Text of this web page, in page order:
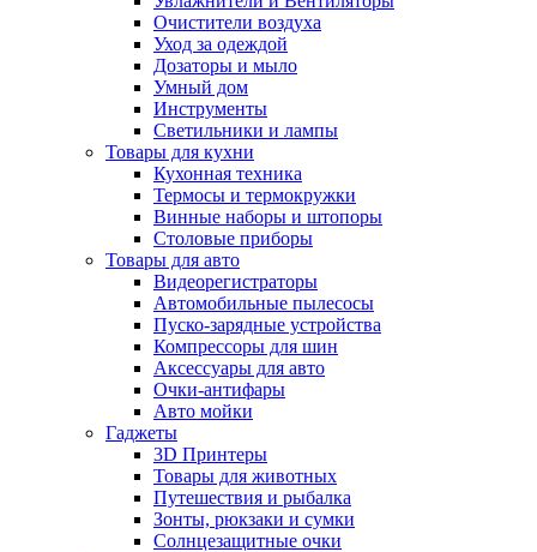
Очистители воздуха
Уход за одеждой
Дозаторы и мыло
Умный дом
Инструменты
Светильники и лампы
Товары для кухни
Кухонная техника
Термосы и термокружки
Винные наборы и штопоры
Столовые приборы
Товары для авто
Видеорегистраторы
Автомобильные пылесосы
Пуско-зарядные устройства
Компрессоры для шин
Аксессуары для авто
Очки-антифары
Авто мойки
Гаджеты
3D Принтеры
Товары для животных
Путешествия и рыбалка
Зонты, рюкзаки и сумки
Солнцезащитные очки